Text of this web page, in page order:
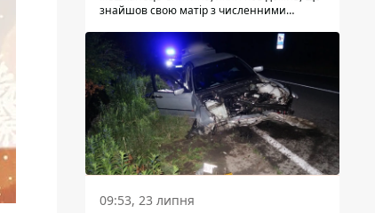
знайшов свою матір з численними
з'ясували правоохоронці, ці травми жінці
наніс її син.
09:53, 23 липня